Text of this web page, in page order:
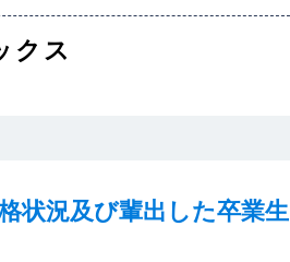
クス
状況及び輩出した卒業生